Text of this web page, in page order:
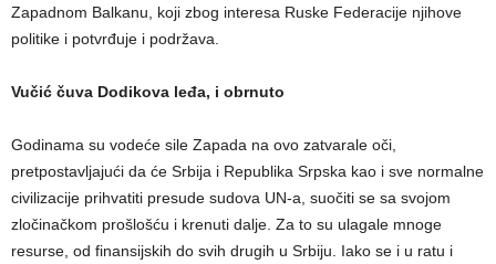
Zapadnom Balkanu, koji zbog interesa Ruske Federacije njihove
politike i potvrđuje i podržava.
Vučić čuva Dodikova leđa, i obrnuto
Godinama su vodeće sile Zapada na ovo zatvarale oči,
pretpostavljajući da će Srbija i Republika Srpska kao i sve normalne
civilizacije prihvatiti presude sudova UN-a, suočiti se sa svojom
zločinačkom prošlošću i krenuti dalje. Za to su ulagale mnoge
resurse, od finansijskih do svih drugih u Srbiju. Iako se i u ratu i